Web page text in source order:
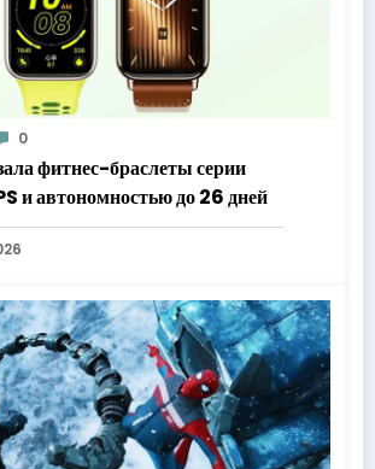
0
фитнес-браслеты серии
и автономностью до 26 дней